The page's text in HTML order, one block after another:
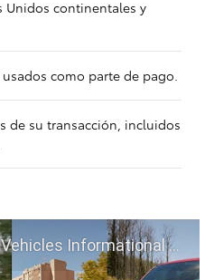
Unidos continentales y
como parte de pago.
de su transacción, incluidos
Informational Video | Toyota